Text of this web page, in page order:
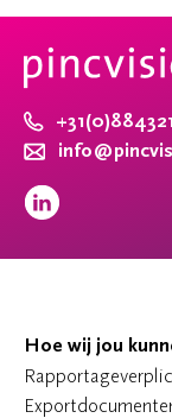
Hoe wij jou